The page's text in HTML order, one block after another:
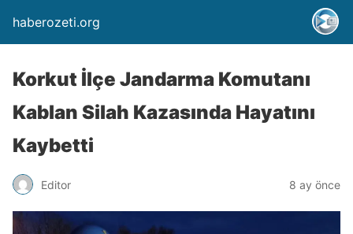
haberozeti.org
Korkut İlçe Jandarma Komutanı
Kablan Silah Kazasında Hayatını
Kaybetti
Editor 8 ay önce